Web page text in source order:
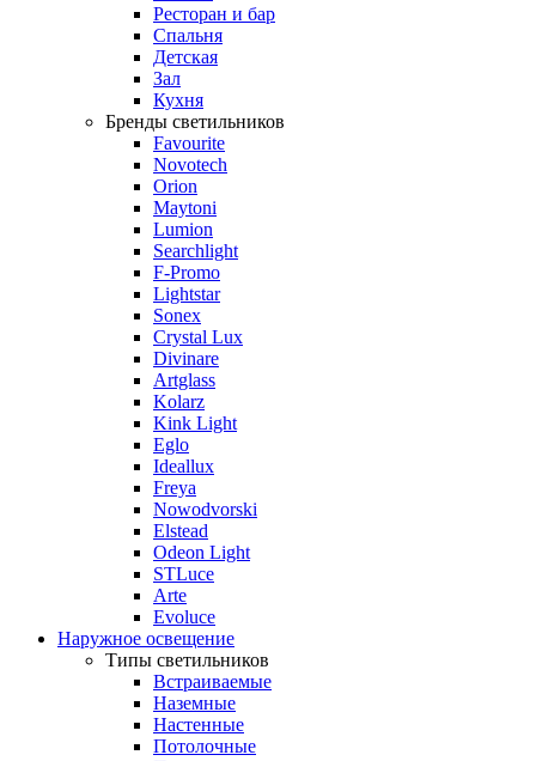
Ресторан и бар
Спальня
Детская
Зал
Кухня
Бренды светильников
Favourite
Novotech
Orion
Maytoni
Lumion
Searchlight
F-Promo
Lightstar
Sonex
Crystal Lux
Divinare
Artglass
Kolarz
Kink Light
Eglo
Ideallux
Freya
Nowodvorski
Elstead
Odeon Light
STLuce
Arte
Evoluce
Наружное освещение
Типы светильников
Встраиваемые
Наземные
Настенные
Потолочные